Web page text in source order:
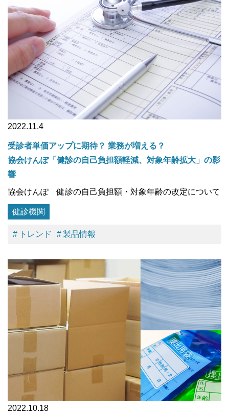
2022.11.4
受診者単価アップに期待？ 業務が増える？
協会けんぽ「健診の自己負担額軽減、対象年齢拡大」の影
響
協会けんぽ 健診の自己負担額・対象年齢の改定について
健診機関
トレンド 製品情報
2022.10.18